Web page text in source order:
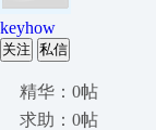
keyhow
关注 私信
精华：0帖
求助：0帖